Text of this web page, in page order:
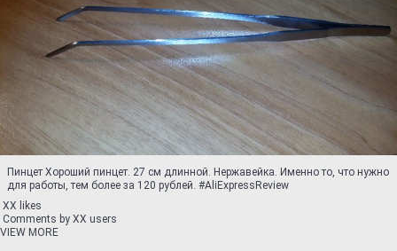
Пинцет Хороший пинцет. 27 см длинной. Нержавейка. Именно то, что нужно
для работы, тем более за 120 рублей. #AliExpressReview
XX likes
Comments by XX users
VIEW MORE